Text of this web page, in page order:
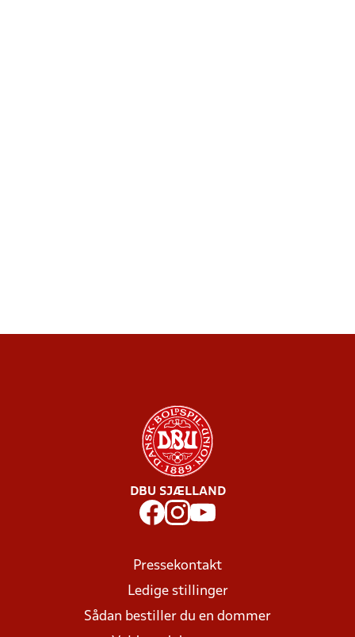
DBU SJÆLLAND
Pressekontakt
Ledige stillinger
Sådan bestiller du en dommer